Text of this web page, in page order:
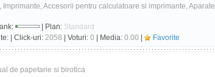
Accesorii pentru calculatoare si imprimante, Aparate
| Plan: Standard
| Click-uri: 2058 | Voturi: 0 | Media: 0.00 Favorite
de papetarie si birotica